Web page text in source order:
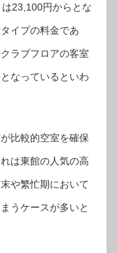
23,100円からとな
イプの料金であ
ラブフロアの客室
なっているといわ
比較的空室を確保
は東館の人気の高
や繁忙期において
うケースが多いと